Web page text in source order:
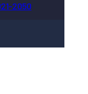
2050